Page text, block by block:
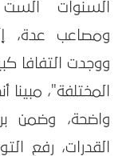
السنوات
ومصاعب عدة،
ووجدت التفافا
المختلفة"،
واضحة، وضمن
القدرات، رفعِ